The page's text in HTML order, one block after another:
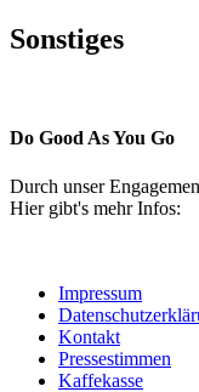
Sonstiges
Do Good As You Go
Durch unser
Hier gibt's mehr Infos:
Impressum
Kontakt
Pressestimmen
Kaffekasse